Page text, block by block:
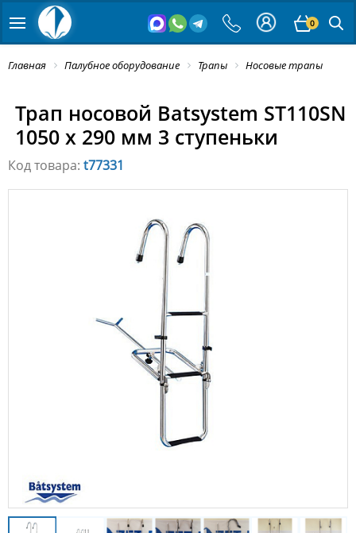
0
Главная Палубное оборудование Трапы Носовые трапы
Трап носовой Batsystem ST110SN
1050 x 290 мм 3 ступеньки
Код товара: t77331